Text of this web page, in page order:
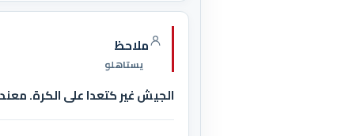
ملاحظ
يستاهلو
الجيش غير كتعدا على الكرة.